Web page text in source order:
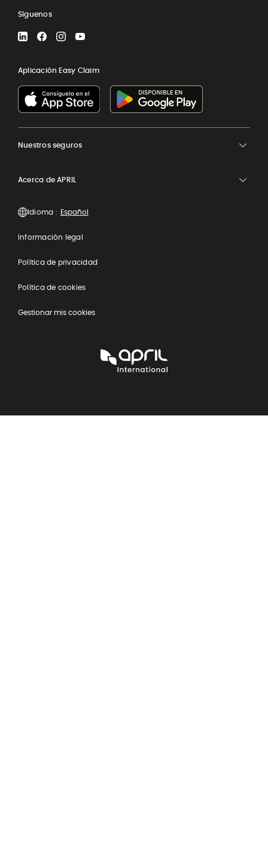
Síguenos
LinkedInFacebookInstagramYouTube
Aplicación Easy Claim
Nuestros seguros
Acerca de APRIL
Idioma :
Información legal
Política de privacidad
Política de cookies
Gestionar mis cookies
International